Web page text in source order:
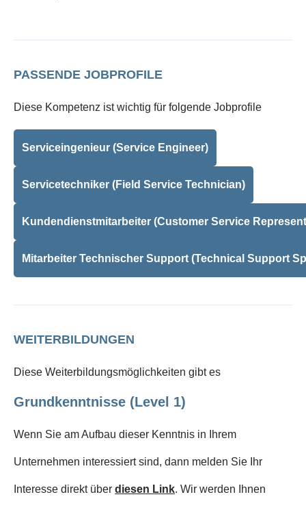
PASSENDE JOBPROFILE
Diese Kompetenz ist wichtig für folgende Jobprofile
Serviceingenieur (Service Engineer)
Servicetechniker (Field Service Technician)
Kundendienstmitarbeiter (Customer Service
Mitarbeiter Technischer Support (Technical Support
WEITERBILDUNGEN
Diese Weiterbildungsmöglichkeiten gibt es
Grundkenntnisse (Level 1)
Wenn Sie am Aufbau dieser Kenntnis in Ihrem
Unternehmen interessiert sind, dann melden Sie Ihr
Interesse direkt über diesen Link. Wir werden Ihnen